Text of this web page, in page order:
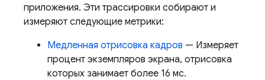
приложения. Эти трассировки собирают и
измеряют следующие метрики:
Медленная отрисовка кадров — Измеряет
процент экземпляров экрана, отрисовка
которых занимает более 16 мс.